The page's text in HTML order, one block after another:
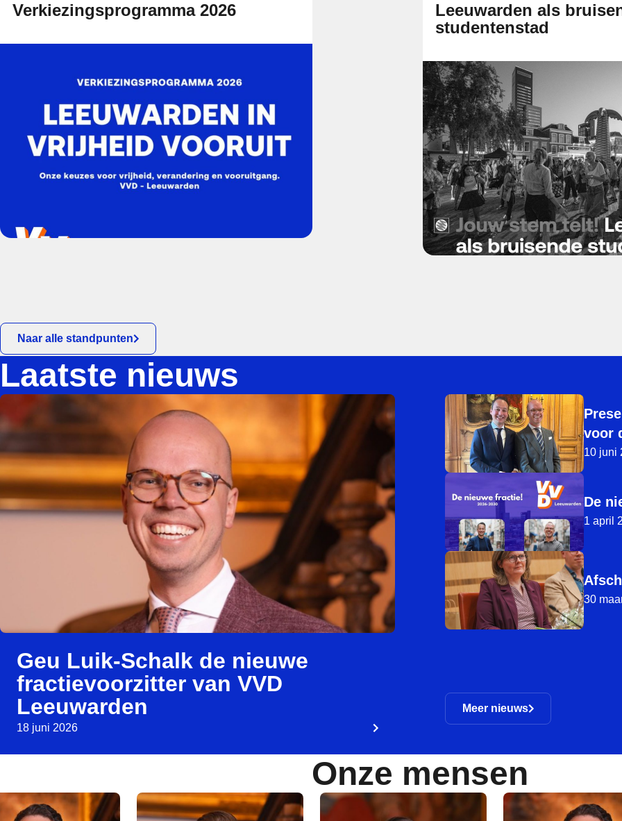
Verkiezingsprogramma 2026
Leeuwarden als
studentenstad
Naar alle standpunten
Laatste nieuws
Geu Luik-Schalk de nieuwe
fractievoorzitter van VVD
Leeuwarden
18 juni 2026
voor
10 juni
De
1 april
30
Meer nieuws
Onze mensen